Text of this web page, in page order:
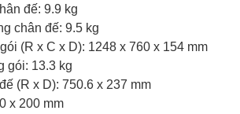
đế: 9.9 kg
chân đế: 9.5 kg
(R x C x D): 1248 x 760 x 154 mm
gói: 13.3 kg
(R x D): 750.6 x 237 mm
x 200 mm